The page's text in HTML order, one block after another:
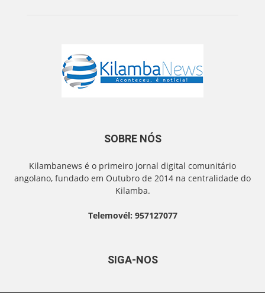
SOBRE NÓS
Kilambanews é o primeiro jornal digital comunitário
angolano, fundado em Outubro de 2014 na centralidade do
Kilamba.
Telemovél: 957127077
SIGA-NOS